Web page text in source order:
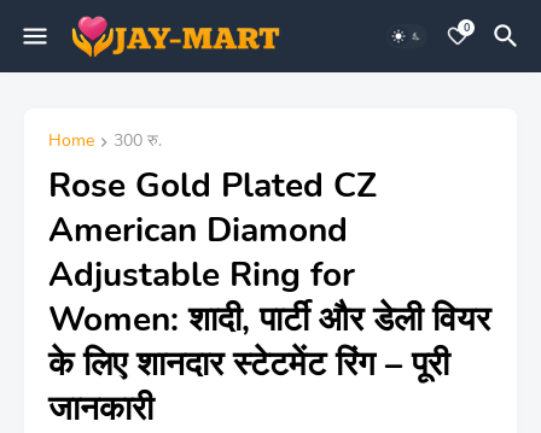
0
Home 300 रु.
Rose Gold Plated CZ
American Diamond
Adjustable Ring for
Women: शादी, पार्टी और डेली वियर
के लिए शानदार स्टेटमेंट रिंग – पूरी
जानकारी